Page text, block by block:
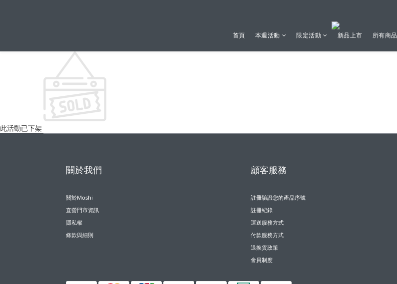
首頁 本週活動 限定活動 新品上市 所有商品
此活動已下架
關於我們
關於Moshi
直營門市資訊
隱私權
條款與細則
顧客服務
註冊驗證您的產品序號
註冊紀錄
運送服務方式
付款服務方式
退換貨政策
會員制度